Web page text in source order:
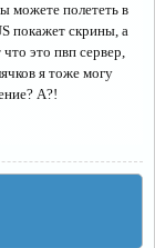
можете полететь в
покажет скрины, а
это пвп сервер,
я тоже могу
А?!